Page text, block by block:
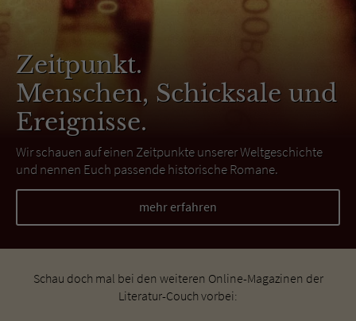
Zeitpunkt.
Menschen, Schicksale und
Ereignisse.
Wir schauen auf einen Zeitpunkte unserer Weltgeschichte
und nennen Euch passende historische Romane.
mehr erfahren
Schau doch mal bei den weiteren Online-Magazinen der
Literatur-Couch vorbei: